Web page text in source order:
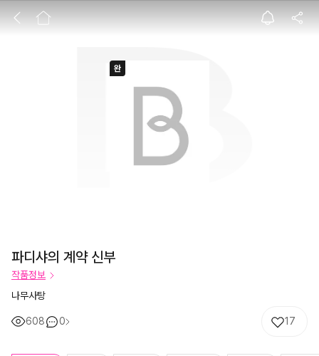
파디샤의 계약 신
파디샤의 계약 신부
작품정보
나무사탕
608 0 17